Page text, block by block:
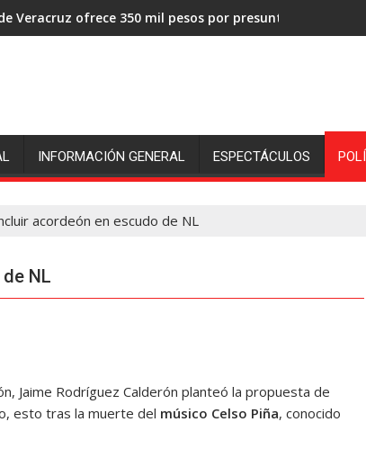
de Veracruz ofrece 350 mil pesos por presuntos asesinos
INFORMACIÓN GENERAL ESPECTÁCULOS
acordeón en escudo de NL
NL
Jaime Rodríguez Calderón planteó la propuesta de
esto tras la muerte del músico Celso Piña, conocido